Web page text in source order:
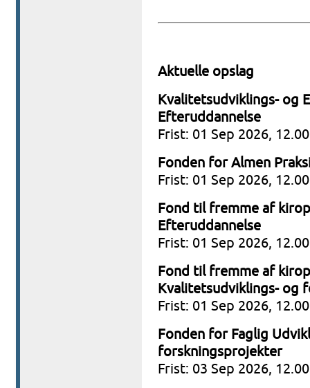
Aktuelle opslag
Kvalitetsudviklings- og
Efteruddannelse
Frist: 01 Sep 2026, 12.00
Fonden for Almen
Frist: 01 Sep 2026, 12.00
Fond til fremme af
Efteruddannelse
Frist: 01 Sep 2026, 12.00
Fond til fremme af
Kvalitetsudviklings- og
Frist: 01 Sep 2026, 12.00
Fonden for Faglig
forskningsprojekter
Frist: 03 Sep 2026, 12.00